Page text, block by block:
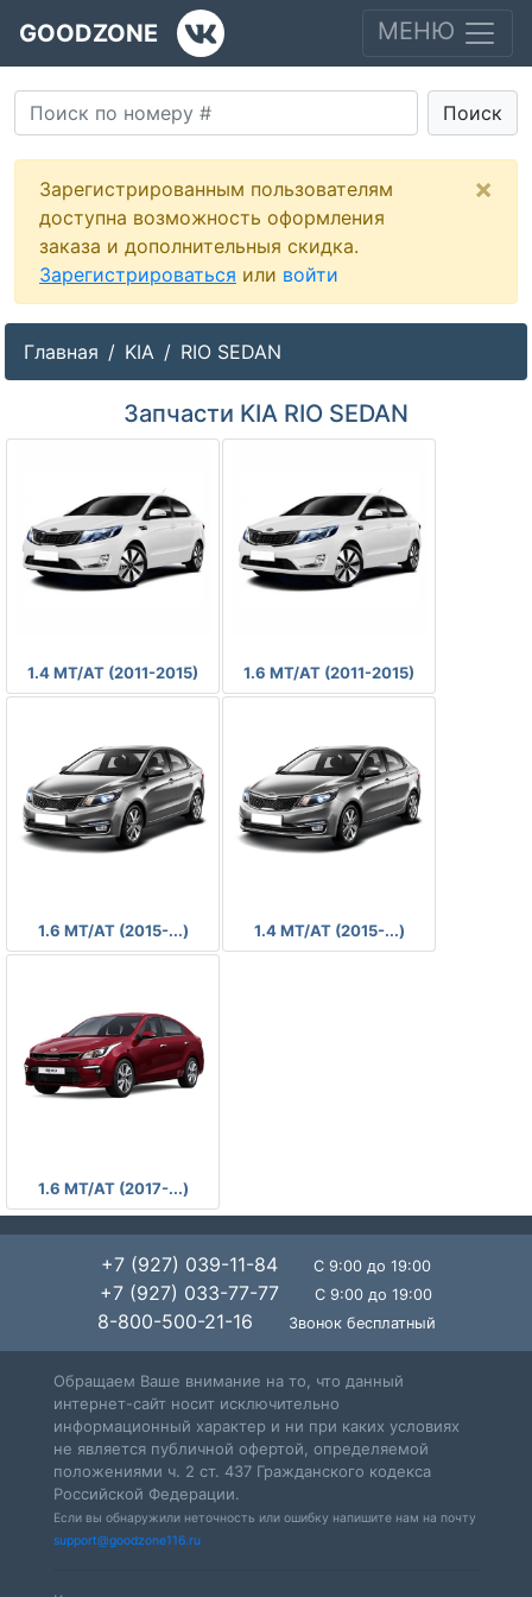
GOODZONE МЕНЮ
Поиск
Зарегистрированным пользователям
доступна возможность оформления
заказа и дополнительныя скидка.
Зарегистрироваться или войти
×
Главная KIA RIO SEDAN
Запчасти KIA RIO SEDAN
1.4 MT/AT (2011-2015) 1.6 MT/AT (2011-2015)
1.6 MT/AT (2015-...) 1.4 MT/AT (2015-...)
1.6 MT/AT (2017-...)
+7 (927) 039-11-84 С 9:00 до 19:00
+7 (927) 033-77-77 С 9:00 до 19:00
8-800-500-21-16 Звонок бесплатный
Обращаем Ваше внимание на то, что данный
интернет-сайт носит исключительно
информационный характер и ни при каких условиях
не является публичной офертой, определяемой
положениями ч. 2 ст. 437 Гражданского кодекса
Российской Федерации.
Если вы обнаружили неточность или ошибку напишите нам на почту
support@goodzone116.ru